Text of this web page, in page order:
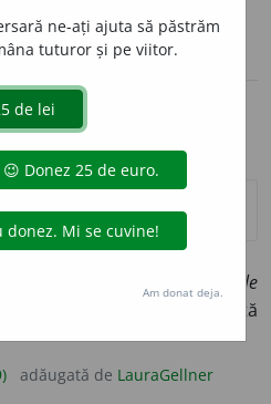
volume_up (50)
vremile aurite ce mitele
lucru fictiv, ființă
adăugată de LauraGellner
ne-ați ajuta să păstrăm
tuturor și pe viitor.
Am donat deja.